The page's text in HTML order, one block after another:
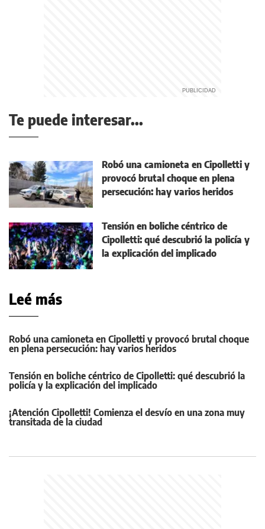
Te puede interesar...
Robó una camioneta en Cipolletti y
provocó brutal choque en plena
persecución: hay varios heridos
Tensión en boliche céntrico de
Cipolletti: qué descubrió la policía y
la explicación del implicado
Leé más
Robó una camioneta en Cipolletti y provocó brutal choque
en plena persecución: hay varios heridos
Tensión en boliche céntrico de Cipolletti: qué descubrió la
policía y la explicación del implicado
¡Atención Cipolletti! Comienza el desvío en una zona muy
transitada de la ciudad